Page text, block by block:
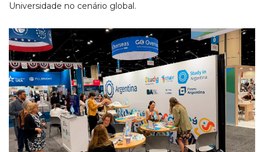
Universidade no cenário global.